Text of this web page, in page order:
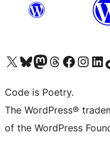
Visita il nostro account X (ex Twitter)
Visita il nostro account Bluesky
Visita il nostro account Mastodon
Visita il nostro account Threads
Visita la nostra pagina
Visita il nostro
Visita il
Code is Poetry.
The WordPress®
of the WordPress